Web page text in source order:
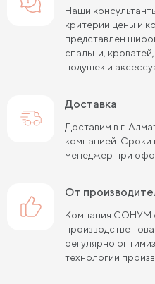
Наши
критерии цены и
представлен
спальни,
подушек и
Доставка
Доставим в г.
компанией. Сроки
менеджер при
от
Компания СОНУМ
производстве
регулярно
технологии